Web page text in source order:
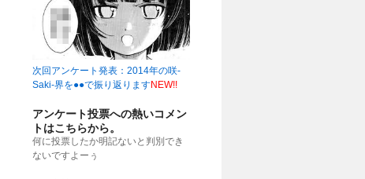
次回アンケート発表：2014年の咲-
Saki-界を●●で振り返りますNEW!!
アンケート投票への熱いコメン
トはこちらから。
何に投票したか明記ないと判別でき
ないですよーぅ